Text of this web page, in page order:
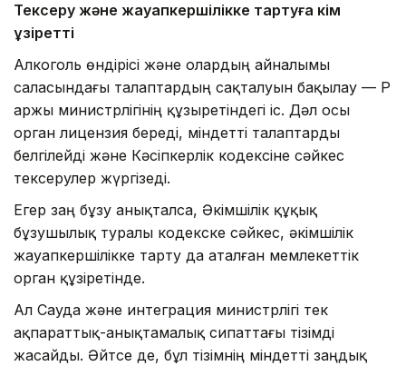
Тексеру және жауапкершілікке тартуға кім
құзіретті
Алкоголь өндірісі және олардың айналымы
саласындағы талаптардың сақталуын бақылау — ҚР
Қаржы министрлігінің құзыретіндегі іс. Дәл осы
орган лицензия береді, міндетті талаптарды
белгілейді және Кәсіпкерлік кодексіне сәйкес
тексерулер жүргізеді.
Егер заң бұзу анықталса, Әкімшілік құқық
бұзушылық туралы кодекске сәйкес, әкімшілік
жауапкершілікке тарту да аталған мемлекеттік
орган құзіретінде.
Ал Сауда және интеграция министрлігі тек
ақпараттық-анықтамалық сипаттағы тізімді
жасайды. Әйтсе де, бұл тізімнің міндетті заңдық